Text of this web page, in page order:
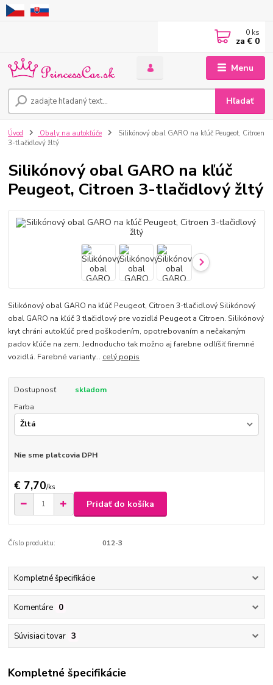
Menu
Hľadať
0 ks
za € 0
Úvod Obaly na autokľúče
Silikónový obal GARO na kľúč Peugeot, Citroen
3-tlačidlový žltý
Silikónový obal GARO na kľúč
Peugeot, Citroen 3-tlačidlový žltý
Silikónový obal GARO na kľúč Peugeot, Citroen 3-tlačidlový Silikónový
obal GARO na kľúč 3 tlačidlový pre vozidlá Peugeot a Citroen. Silikónový
kryt chráni autokľúč pred poškodením, opotrebovaním a nečakaným
padov kľúče na zem. Jednoducho tak možno aj farebne odlíšiť firemné
vozidlá. Farebné varianty... celý popis
Dostupnosť
skladom
Farba
Nie sme platcovia DPH
€ 7,70/ks
Pridať do košíka
Číslo produktu: 012-3
Kompletné špecifikácie
Komentáre 0
Súvisiaci tovar 3
Kompletné špecifikácie